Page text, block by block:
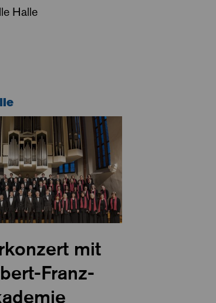
Halle
mit
Franz-